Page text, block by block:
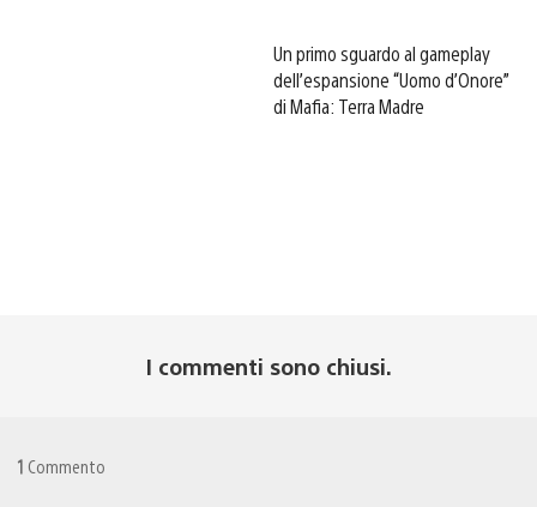
Un primo sguardo al gameplay
dell’espansione “Uomo d’Onore”
di Mafia: Terra Madre
I commenti sono chiusi.
1 Commento